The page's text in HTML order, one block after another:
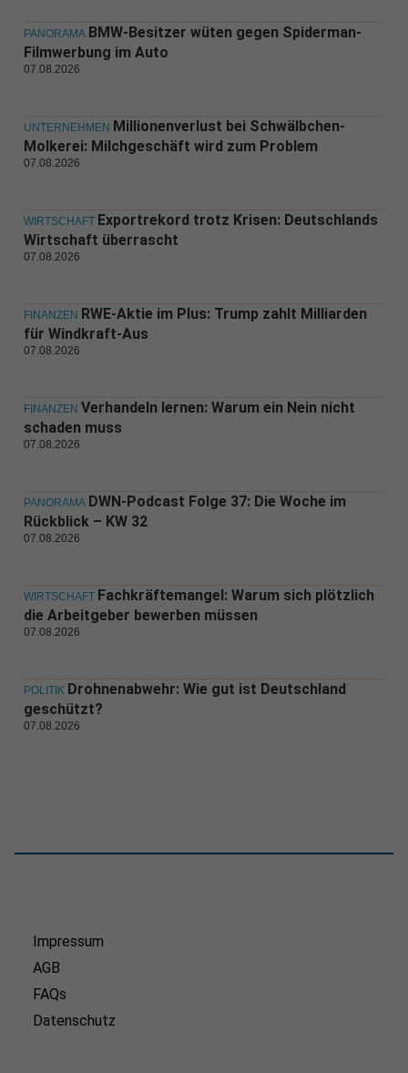
PANORAMA BMW-Besitzer wüten gegen Spiderman-
Filmwerbung im Auto
07.08.2026
UNTERNEHMEN Millionenverlust bei Schwälbchen-
Molkerei: Milchgeschäft wird zum Problem
07.08.2026
WIRTSCHAFT Exportrekord trotz Krisen: Deutschlands
Wirtschaft überrascht
07.08.2026
FINANZEN RWE-Aktie im Plus: Trump zahlt Milliarden
für Windkraft-Aus
07.08.2026
FINANZEN Verhandeln lernen: Warum ein Nein nicht
schaden muss
07.08.2026
PANORAMA DWN-Podcast Folge 37: Die Woche im
Rückblick – KW 32
07.08.2026
WIRTSCHAFT Fachkräftemangel: Warum sich plötzlich
die Arbeitgeber bewerben müssen
07.08.2026
POLITIK Drohnenabwehr: Wie gut ist Deutschland
geschützt?
07.08.2026
Impressum
AGB
FAQs
Datenschutz